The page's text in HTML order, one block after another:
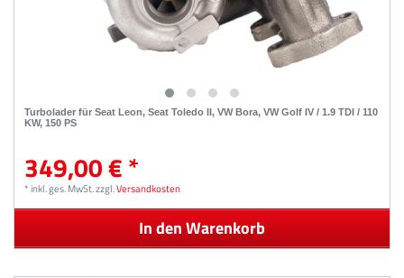
Turbolader für Seat Leon, Seat Toledo II, VW Bora, VW Golf IV / 1.9 TDI / 110
KW, 150 PS
349,00 € *
*inkl. ges. MwSt.zzgl.Versandkosten
In den Warenkorb